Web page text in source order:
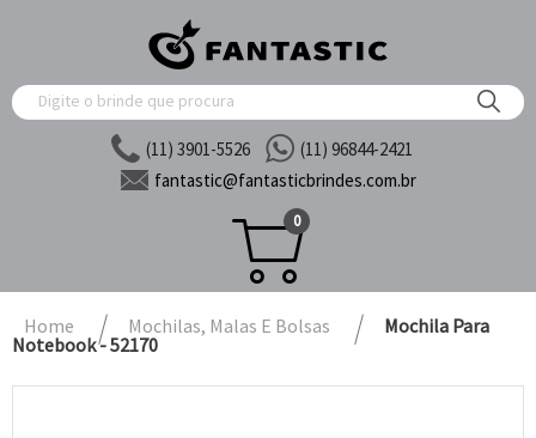
(11) 3901-5526
(11) 96844-2421
fantastic@fantasticbrindes.com.br
0
Home Mochilas, Malas E Bolsas
Mochila Para
Notebook - 52170